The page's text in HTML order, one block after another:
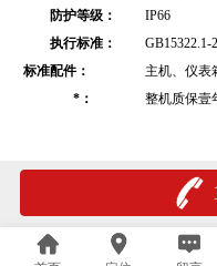
防护等级：
IP66
执行标准：
GB15322.1-
标准配件：
主机、仪表
*：
整机质保壹